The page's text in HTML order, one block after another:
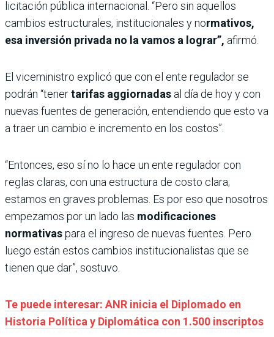
licitación pública internacional. “Pero sin aquellos
cambios estructurales, institucionales y normativos,
esa inversión privada no la vamos a lograr”, afirmó.
El viceministro explicó que con el ente regulador se
podrán “tenertarifas aggiornadas al día de hoy y con
nuevas fuentes de generación, entendiendo que esto va
a traer un cambio e incremento en los costos”.
“Entonces, eso sí no lo hace un ente regulador con
reglas claras, con una estructura de costo clara;
estamos en graves problemas. Es por eso que nosotros
empezamos por un lado las modificaciones
normativaspara el ingreso de nuevas fuentes. Pero
luego están estos cambios institucionalistas que se
tienen que dar”, sostuvo.
Te puede interesar: ANR inicia el Diplomado en
Historia Política y Diplomática con 1.500 inscriptos